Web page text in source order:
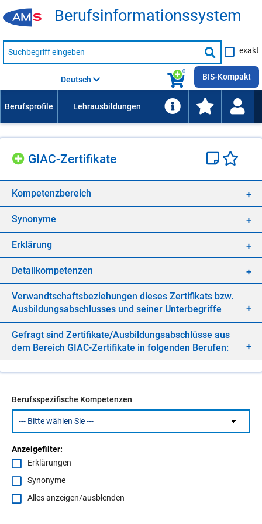
Be­rufs­in­for­ma­ti­ons­sys­tem
Suche
nach
Suche
starten
exakt
0
Deutsch BIS-Kompakt
GIAC-Zer­ti­fi­ka­te
Kom­pe­tenz­be­reich
Syn­ony­me
Er­klä­rung
De­tail­kom­pe­ten­zen
Ver­wandt­schafts­be­zie­hun­gen die­ses Zer­ti­fi­kats bzw.
Aus­bil­dungs­ab­schlus­ses und sei­ner Un­ter­be­grif­fe
Ge­fragt sind Zer­ti­fi­ka­te/​Aus­bil­dungs­ab­schlüs­se aus
dem Be­reich GIAC-Zer­ti­fi­ka­te in fol­gen­den Be­ru­fen:
Berufsspezifische Kompetenzen
Anzeigefilter:
Erklärungen
Synonyme
Alles anzeigen/ausblenden